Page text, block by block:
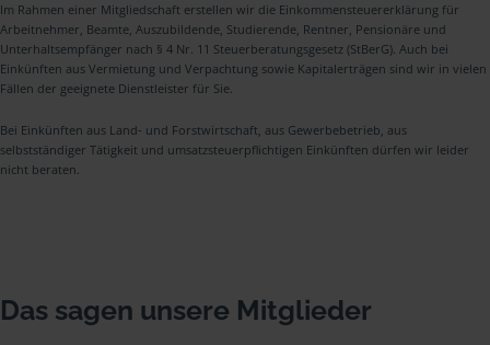
Im Rahmen einer Mitgliedschaft erstellen wir die Einkommensteuererklärung für
Arbeitnehmer, Beamte, Auszubildende, Studierende, Rentner, Pensionäre und
Unterhaltsempfänger nach § 4 Nr. 11 Steuerberatungsgesetz (StBerG). Auch bei
Einkünften aus Vermietung und Verpachtung sowie Kapitalerträgen sind wir in vielen
Fällen der geeignete Dienstleister für Sie.
Bei Einkünften aus Land- und Forstwirtschaft, aus Gewerbebetrieb, aus
selbstständiger Tätigkeit und umsatzsteuerpflichtigen Einkünften dürfen wir leider
nicht beraten.
Das sagen unsere Mitglieder